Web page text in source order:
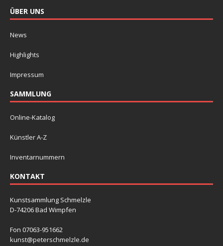
ÜBER UNS
News
Highlights
Impressum
SAMMLUNG
Online-Katalog
Künstler A-Z
Inventarnummern
KONTAKT
Kunstsammlung Schmelzle
D-74206 Bad Wimpfen
Fon 07063-951662
kunst@peterschmelzle.de